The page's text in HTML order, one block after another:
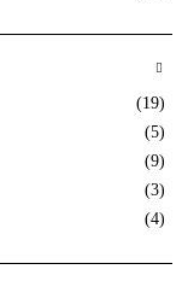
(19)
(5)
(9)
(3)
(4)